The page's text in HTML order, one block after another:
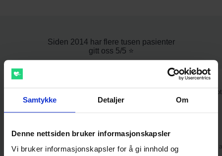
Samtykke Detaljer Om
Denne nettsiden bruker informasjonskapsler
Vi bruker informasjonskapsler for å gi innhold og
Siden 2014 har flere tusen pasienter
gitt oss 5/5 ⭐️
⭐⭐⭐⭐⭐
sende inn forespørsel, raskt svar
Christel 2. aug
Fantastisk. Gikk raskt å få
Wenche 1.